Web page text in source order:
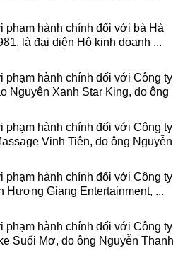
phạm hành chính đối với bà Hà
là đại diện Hộ kinh doanh ...
phạm hành chính đối với Công ty
Nguyên Xanh Star King, do ông
phạm hành chính đối với Công ty
Vinh Tiên, do ông Nguyễn
phạm hành chính đối với Công ty
Hương Giang Entertainment, ...
phạm hành chính đối với Công ty
Suối Mơ, do ông Nguyễn Thanh